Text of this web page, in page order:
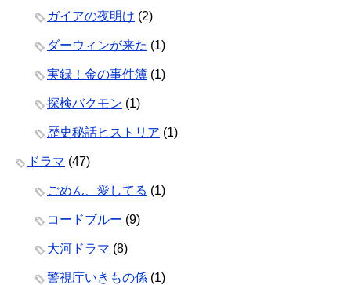
ガイアの夜明け (2)
ダーウィンが来た (1)
実録！金の事件簿 (1)
探検バクモン (1)
歴史秘話ヒストリア (1)
ドラマ (47)
ごめん、愛してる (1)
コードブルー (9)
大河ドラマ (8)
警視庁いきもの係 (1)